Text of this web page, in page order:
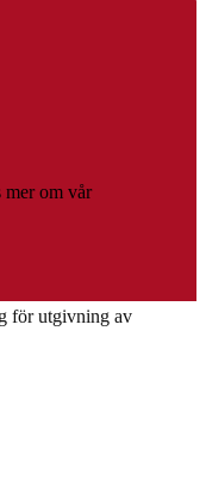
mer om vår
för utgivning av